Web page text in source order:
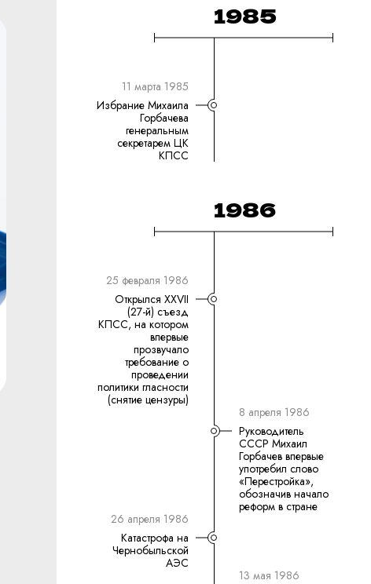
1985
11 марта 1985
Избрание Михаила
Горбачева
генеральным
секретарем ЦК
КПСС
1986
25 февраля 1986
Открылся XXVII
(27-й) съезд
КПСС, на котором
впервые
прозвучало
требование о
проведении
политики гласности
(снятие цензуры)
8 апреля 1986
Руководитель
СССР Михаил
Горбачев впервые
употребил слово
«Перестройка»,
обозначив начало
реформ в стране
26 апреля 1986
Катастрофа на
Чернобыльской
АЭС
13 мая 1986